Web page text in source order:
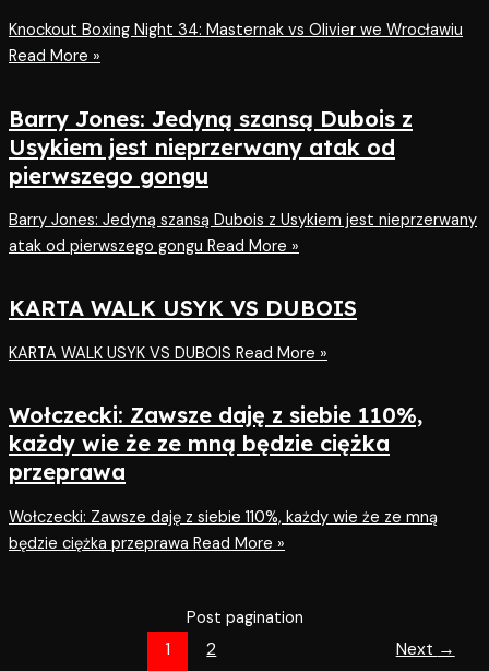
Knockout Boxing Night 34: Masternak vs Olivier we Wrocławiu
Read More »
Barry Jones: Jedyną szansą Dubois z
Usykiem jest nieprzerwany atak od
pierwszego gongu
Barry Jones: Jedyną szansą Dubois z Usykiem jest nieprzerwany
atak od pierwszego gongu Read More »
KARTA WALK USYK VS DUBOIS
KARTA WALK USYK VS DUBOIS Read More »
Wołczecki: Zawsze daję z siebie 110%,
każdy wie że ze mną będzie ciężka
przeprawa
Wołczecki: Zawsze daję z siebie 110%, każdy wie że ze mną
będzie ciężka przeprawa Read More »
Post pagination
1 2 Next →